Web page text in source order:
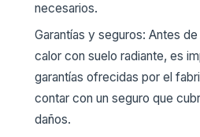
necesarios.
Garantías y seguros: Antes
calor con suelo radiante, es
garantías ofrecidas por el
contar con un seguro que
daños.